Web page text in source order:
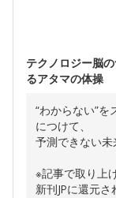
テクノロジー脳
るアタマの体操
“わからない”
につけて、
予測できない未
※記事で取り上
新刊JPに還元さ